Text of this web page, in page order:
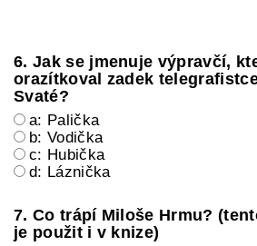
6. Jak se jmenuje výpravčí,
orazítkoval zadek
Svaté?
a: Palička
b: Vodička
c: Hubička
d: Láznička
7. Co trápí Miloše Hrmu?
je použit i v knize)